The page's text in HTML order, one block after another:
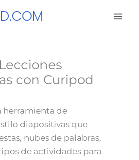
con Curipod
herramienta de
diapositivas que
nubes de palabras,
de actividades para